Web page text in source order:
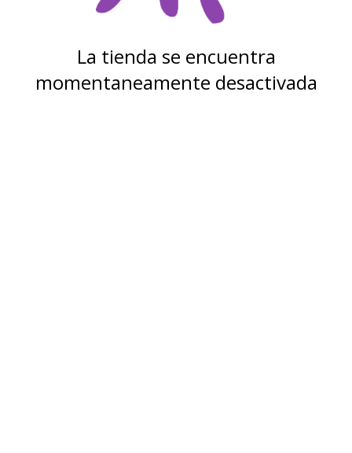
La tienda se encuentra
momentaneamente desactivada